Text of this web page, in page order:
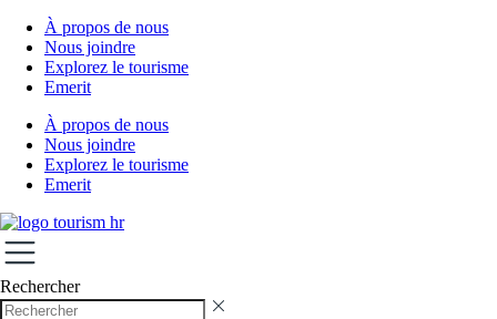
À propos de nous
Nous joindre
Explorez le tourisme
Emerit
À propos de nous
Nous joindre
Explorez le tourisme
Emerit
Rechercher